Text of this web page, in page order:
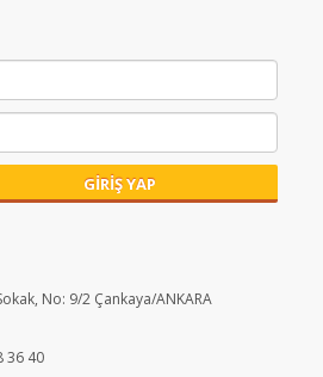
GİRİŞ YAP
No: 9/2 Çankaya/ANKARA
36 40